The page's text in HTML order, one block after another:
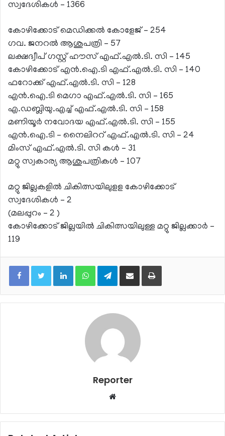
സ്വദേശികള്‍ – 1366
കോഴിക്കോട് മെഡിക്കല്‍ കോളേജ് – 254
ഗവ. ജനറല്‍ ആശുപത്രി – 57
ലക്ഷദ്വീപ് ഗസ്റ്റ് ഹൗസ് എഫ്.എല്‍.ടി. സി – 145
കോഴിക്കോട് എന്‍.ഐ.ടി എഫ്.എല്‍.ടി. സി – 140
ഫറോക്ക് എഫ്.എല്‍.ടി. സി – 128
എന്‍.ഐ.ടി മെഗാ എഫ്.എല്‍.ടി. സി – 165
എ.ഡബ്ലിയു.എച്ച് എഫ്.എല്‍.ടി. സി – 158
മണിയൂര്‍ നവോദയ എഫ്.എല്‍.ടി. സി – 155
എന്‍.ഐ.ടി – നൈലിററ് എഫ്.എല്‍.ടി. സി – 24
മിംസ് എഫ്.എല്‍.ടി. സി കള്‍ – 31
മറ്റു സ്വകാര്യ ആശുപത്രികള്‍ – 107
മറ്റു ജില്ലകളില്‍ ചികിത്സയിലുളള കോഴിക്കോട്
സ്വദേശികള്‍ – 2
(മലപ്പുറം – 2 )
കോഴിക്കോട് ജില്ലയില്‍ ചികിത്സയിലുള്ള മറ്റു ജില്ലക്കാര്‍ –
119
LinkedInWhatsAppTelegramShare via Email Print
Reporter
Website